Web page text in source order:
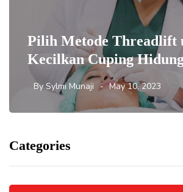
Pilih Metode Threadlift
Kecilkan Cuping
By Sylmi Munaji May 10, 2023
Categories